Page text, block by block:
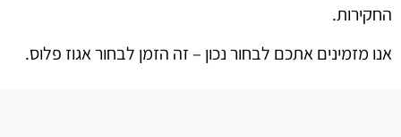
החקירות.
אנו מזמינים אתכם לבחור נכון – זה הזמן לבחור אגוז פלוס.